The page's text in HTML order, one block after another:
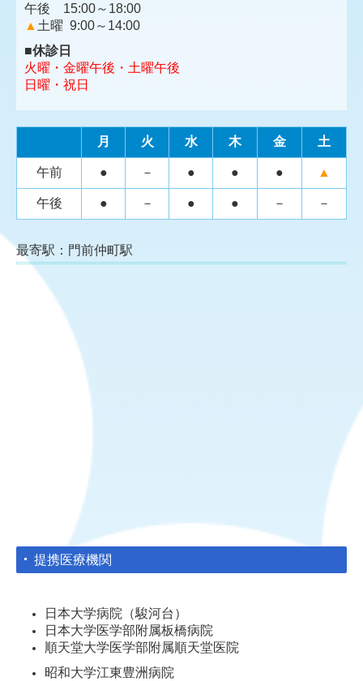
午後 15:00～18:00
▲ 土曜 9:00～14:00
■休診日
火曜・金曜午後・ 土曜午後
日曜・祝日
月 火 水 木 金 土
午前 ● － ● ● ● ▲
午後 ● － ● ● － －
最寄駅：門前仲町駅
提携医療機関
日本大学病院（駿河台）
日本大学医学部附属板橋病院
順天堂大学医学部附属順天堂医院
昭和大学江東豊洲病院